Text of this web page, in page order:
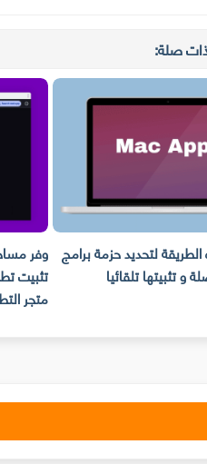
صلة:
لتحديد حزمة برامج وفر
تثبيت
متجر